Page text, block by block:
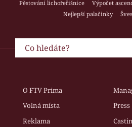
Pěstování lichořeřišnice
Výpočet
Nejlepší palačinky
O FTV Prima
Volná místa
Press
Reklama